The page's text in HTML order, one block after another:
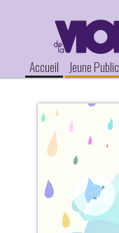
Accueil Jeune Public